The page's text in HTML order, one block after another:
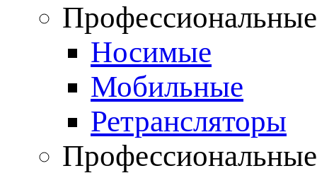
Носимые
Мобильные
Ретрансляторы